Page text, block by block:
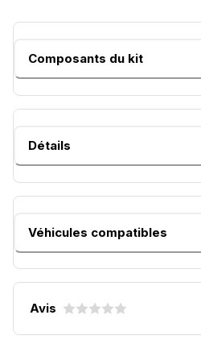
Composants du kit
Détails
Véhicules compatibles
Avis